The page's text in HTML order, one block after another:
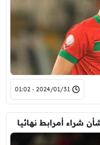
2024/01/31 - 01:02
شراء أمرابط نهائيا